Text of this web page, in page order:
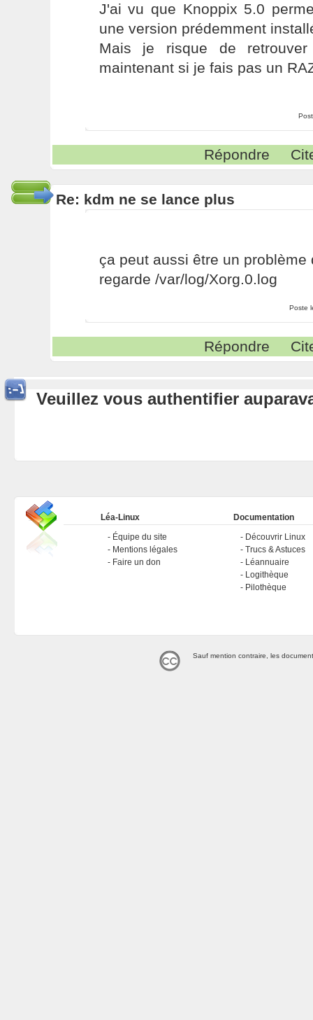
J'ai vu que Knoppix 5.0
une version prédemment
Mais je risque de
maintenant si je fais pas un
Répondre
Re: kdm ne se lance plus
ça peut aussi être un problème
regarde /var/log/Xorg.0.log
Poste
Répondre
Veuillez vous authentifier
Léa-Linux
Équipe du site
Mentions légales
Faire un don
Documentation
Découvrir Linux
Trucs & Astuces
Léannuaire
Logithèque
Pilothèque
Sauf mention contraire, les